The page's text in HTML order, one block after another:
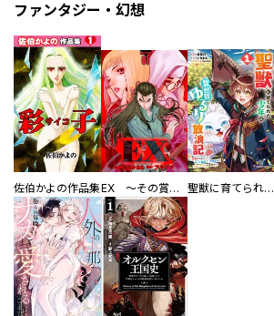
ファンタジー・幻想
佐伯かよの作品集 EX ～その賞金稼ぎは、世界の出口を探す～【単行本版】 聖獣に育てられた少年の異世界ゆるり放浪記～神様からもらったチート魔法で、仲間たちとスローライフを満喫中～